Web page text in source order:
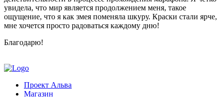
увидела, что мир является продолжением меня, такое
ощущение, что я как змея поменяла шкуру. Краски стали ярче,
мне хочется просто радоваться каждому дню!
Благодарю!
Проект Альва
Магазин